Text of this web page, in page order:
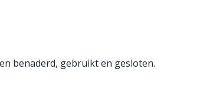
benaderd, gebruikt en gesloten.